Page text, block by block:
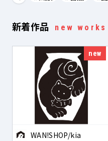
新着作品 new works
new
WAN!SHOP/kia